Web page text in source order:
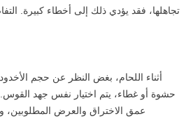
تجاهلها، فقد يؤدي ذلك إلى أخطاء كبيرة.
حشوة أو غطاء، يتم اختيار نفس جهد القوس.
عمق الاختراق والعرض